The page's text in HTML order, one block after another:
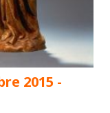
2015 -